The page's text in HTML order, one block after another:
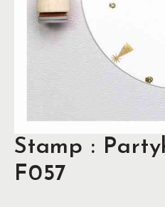
Stamp :
F057